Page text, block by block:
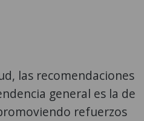
las recomendaciones
general es la de
refuerzos